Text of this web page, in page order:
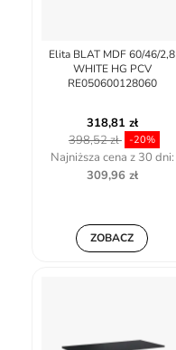
Elita BLAT MDF 60/46/2,8
WHITE HG PCV
RE050600128060
318,81 zł
398,52 zł
-20%
Najniższa cena z 30 dni:
309,96 zł
ZOBACZ